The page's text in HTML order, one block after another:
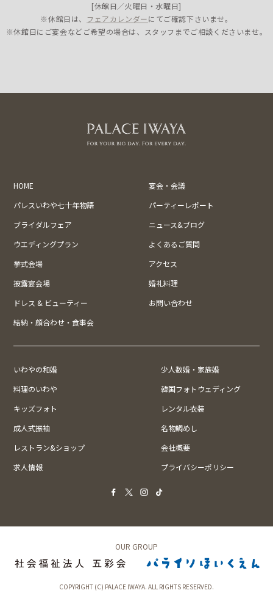
[休館日／火曜日・水曜日]
※休館日は、 フェアカレンダーにてご確認下さいませ。
※休館日にご宴会などご希望の場合は、スタッフまでご相談くださいませ。
HOME
宴会・会議
パレスいわや七十年物語
パーティーレポート
ブライダルフェア
ニュース&ブログ
ウエディングプラン
よくあるご質問
挙式会場
アクセス
披露宴会場
婚礼料理
ドレス & ビューティー
お問い合わせ
結納・顔合わせ・食事会
いわやの和婚
少人数婚・家族婚
料理のいわや
韓国フォトウェディング
キッズフォト
レンタル衣装
成人式振袖
名物鯛めし
レストラン&ショップ
会社概要
求人情報
プライバシーポリシー
OUR GROUP
COPYRIGHT (C) PALACE IWAYA. ALL RIGHTS RESERVED.